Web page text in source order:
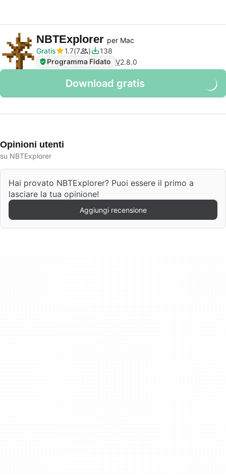
NBTExplorer per Mac
Gratis
1.7 7
138
Programma Fidato V2.8.0
Download gratis
Opinioni utenti
su NBTExplorer
Hai provato NBTExplorer? Puoi essere il primo a
lasciare la tua opinione!
Aggiungi recensione